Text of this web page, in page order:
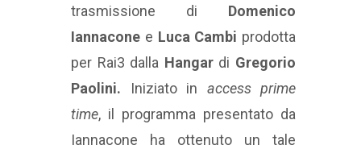
trasmissione di Domenico
Iannacone e Luca Cambi prodotta
per Rai3 dalla Hangar di Gregorio
Paolini.
Iniziato in access prime
time, il programma presentato da
Iannacone ha ottenuto un tale